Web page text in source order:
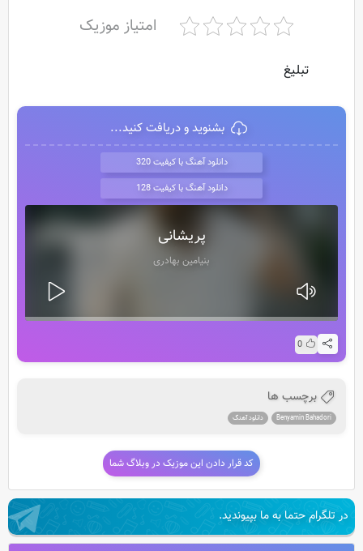
امتیاز موزیک
تبلیغ
بشنوید و دریافت کنید...
دانلود آهنگ با کیفیت 320
دانلود آهنگ با کیفیت 128
پریشانی
بنیامین بهادری
0
برچسب ها
Benyamin Bahadori دانلود آهنگ
کد قرار دادن این موزیک در وبلاگ شما
در تلگرام حتما به ما بپیوندید.